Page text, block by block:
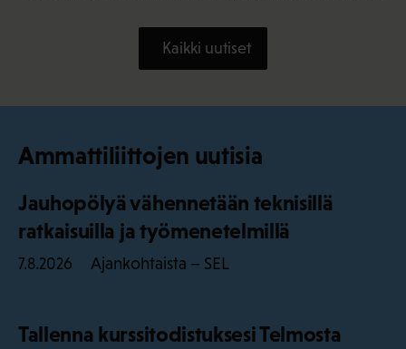
Kaikki uutiset
Ammattiliittojen uutisia
Jauhopölyä vähennetään teknisillä
ratkaisuilla ja työmenetelmillä
7.8.2026 Ajankohtaista – SEL
Tallenna kurssitodistuksesi Telmosta